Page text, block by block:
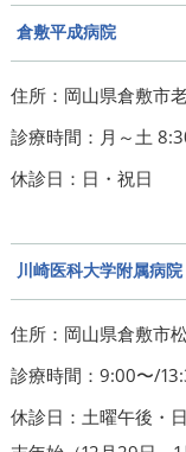
倉敷平成病院
住所：岡山県倉敷市
診療時間：月～土
休診日：日・祝日
川崎医科大学附属病院
住所：岡山県倉敷市
診療時間：9:00〜/
休診日：土曜午後・